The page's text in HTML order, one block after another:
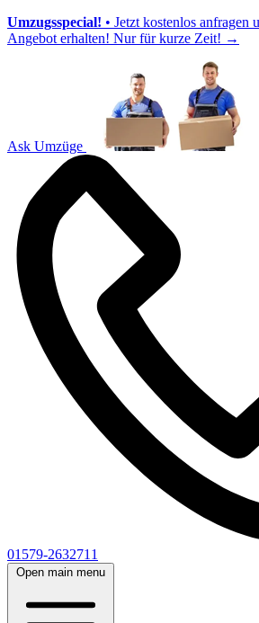
Umzugsspecial! • Jetzt kostenlos anfragen
Angebot erhalten! Nur für kurze Zeit! →
Ask Umzüge
01579-2632711
Open main menu